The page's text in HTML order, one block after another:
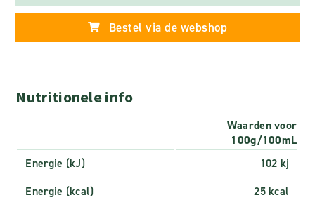
Bestel via de webshop
Nutritionele info
Waarden voor
100g/100mL
Energie (kJ)
102 kj
Energie (kcal)
25 kcal